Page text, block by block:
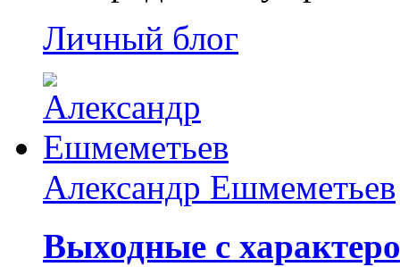
Личный блог
Александр Ешмеметьев
Выходные с